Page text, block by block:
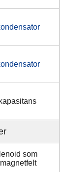
som